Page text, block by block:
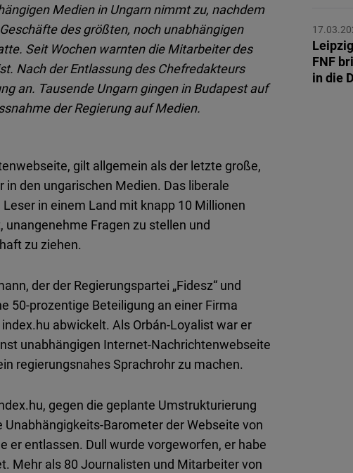
Medien in Ungarn nimmt zu, nachdem
des größten, noch unabhängigen
Seit Wochen warnten die Mitarbeiter des
Nach der Entlassung des Chefredakteurs
an. Tausende Ungarn gingen in Budapest auf
der Regierung auf Medien.
gilt allgemein als der letzte große,
den ungarischen Medien. Das liberale
in einem Land mit knapp 10 Millionen
Fragen zu stellen und
zu ziehen.
der der Regierungspartei „Fidesz“ und
50-prozentige Beteiligung an einer Firma
abwickelt. Als Orbán-Loyalist war er
unabhängigen Internet-Nachrichtenwebseite
regierungsnahes Sprachrohr zu machen.
gegen die geplante Umstrukturierung
Barometer der Webseite von
er entlassen. Dull wurde vorgeworfen, er habe
Mehr als 80 Journalisten und Mitarbeiter von
FNF
in die
Newsletter2go
Embed
Podigee
Embed
Typeform